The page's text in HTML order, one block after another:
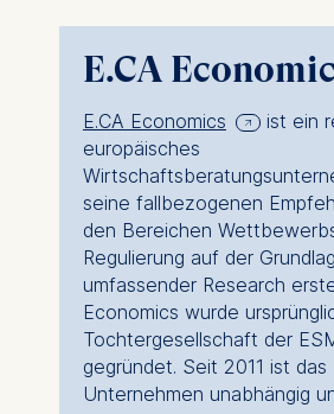
E.CA
E.CA Economics
ist ein
europäisches
seine fallbezogenen
den Bereichen
Regulierung auf der
umfassender Research
Economics wurde
Tochtergesellschaft der
gegründet. Seit 2011 ist das
Unternehmen unabhängig